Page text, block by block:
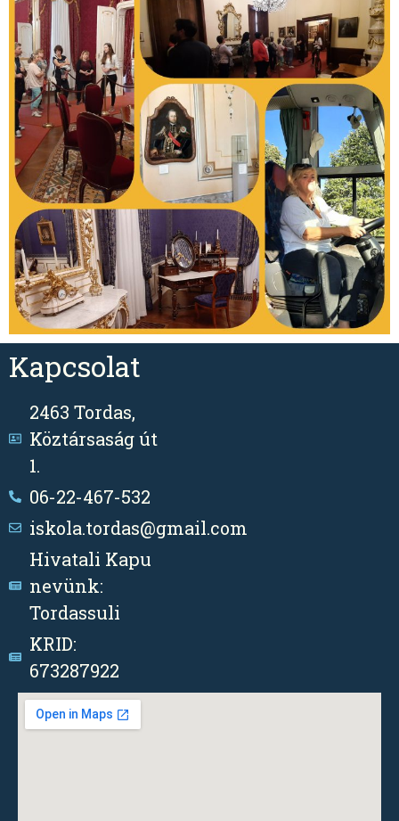
Kapcsolat
2463 Tordas,
Köztársaság út
1.
06-22-467-532
iskola.tordas@gmail.com
Hivatali Kapu
nevünk:
Tordassuli
KRID:
673287922